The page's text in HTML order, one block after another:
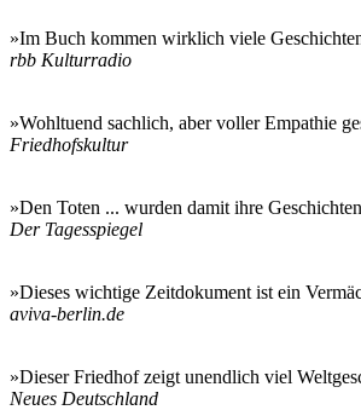
»Im Buch kommen wirklich viele
rbb Kulturradio
»Wohltuend sachlich, aber voller Empathie
Friedhofskultur
»Den Toten ... wurden damit ihre
Der Tagesspiegel
»Dieses wichtige Zeitdokument ist ein
aviva-berlin.de
»Dieser Friedhof zeigt unendlich viel
Neues Deutschland